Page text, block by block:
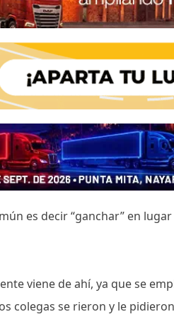
es decir “ganchar” en lugar
viene de ahí, ya que se
colegas se rieron y le